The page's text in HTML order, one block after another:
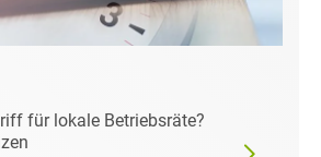
für lokale Betriebsräte?